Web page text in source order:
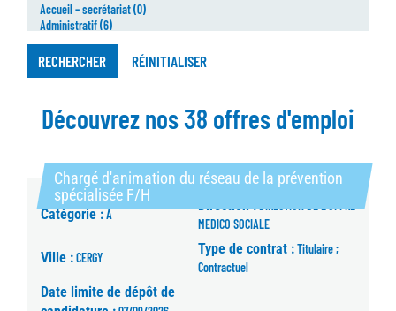
RECHERCHER RÉINITIALISER
Découvrez nos 38 offres d'emploi
Chargé d'animation du réseau de la prévention
spécialisée F/H
Catégorie :A
Direction :
MEDICO SOCIALE
Ville :CERGY
Type de contrat :Titulaire ;
Contractuel
Date limite de dépôt de